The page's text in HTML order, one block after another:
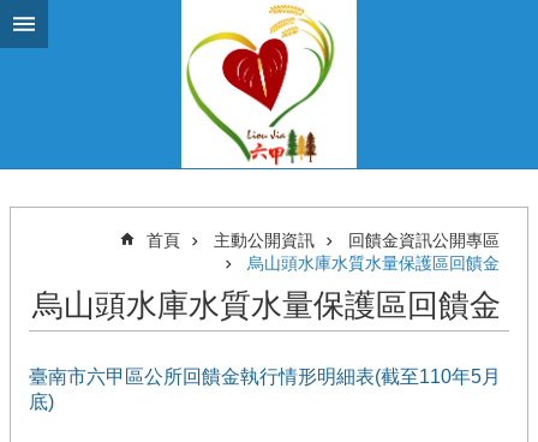
跳到主要內容區塊
首頁 主動公開資訊
回饋金資訊公開專區
烏山頭水庫水質水量保護區回饋金
烏山頭水庫水質水量保護區回饋金
臺南市六甲區公所回饋金執行情形明細表(截至110年5月
底)